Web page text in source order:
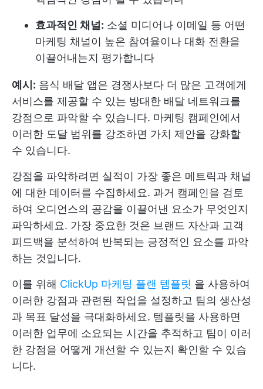
효과적인 채널: 소셜 미디어나 이메일 등 어떤
마케팅 채널이 높은 참여율이나 대화 전환을
이끌어내는지 평가합니다
예시: 음식 배달 앱은 경쟁사보다 더 많은 고객에게
서비스를 제공할 수 있는 방대한 배달 네트워크를
강점으로 파악할 수 있습니다. 마케팅 캠페인에서
이러한 도달 범위를 강조하면 가치 제안을 강화할
수 있습니다.
강점을 파악하려면 실적이 가장 좋은 메트릭과 채널
에 대한 데이터를 수집하세요. 과거 캠페인을 검토
하여 오디언스의 공감을 이끌어낸 요소가 무엇인지
파악하세요. 가장 중요한 것은 브랜드 자산과 고객
피드백을 분석하여 반복되는 긍정적인 요소를 파악
하는 것입니다.
이를 위해 ClickUp 마케팅 플랜 템플릿 을 사용하여
이러한 강점과 관련된 작업을 설정하고 팀의 생산성
과 목표 달성을 극대화하세요. 템플릿을 사용하면
이러한 업무에 소요되는 시간을 추적하고 팀이 이러
한 강점을 어떻게 개선할 수 있는지 확인할 수 있습
니다.